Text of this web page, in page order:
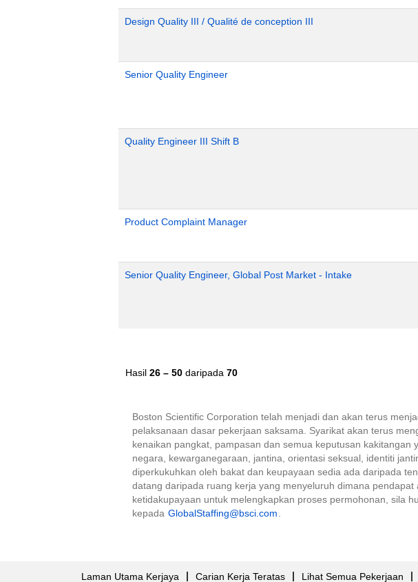
Design Quality III / Qualité de conception III
Senior Quality Engineer
Quality Engineer III Shift B
Product Complaint Manager
Senior Quality Engineer, Global Post Market - Intake
Hasil 26 – 50 daripada 70
Boston Scientific Corporation telah menjadi dan akan terus
pelaksanaan dasar pekerjaan saksama. Syarikat akan terus
kenaikan pangkat, pampasan dan semua keputusan
negara, kewarganegaraan, jantina, orientasi seksual, identiti
diperkukuhkan oleh bakat dan keupayaan sedia ada daripada
datang daripada ruang kerja yang menyeluruh dimana
ketidakupayaan untuk melengkapkan proses permohonan, sila
kepada GlobalStaffing@bsci.com
Laman Utama Kerjaya Carian Kerja Teratas Lihat Semua Pekerjaan